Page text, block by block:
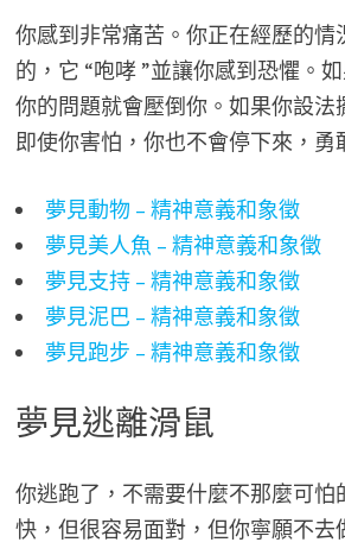
你感到非常痛苦。你正在經歷的情
的，它 “咆哮 ”並讓你感到恐懼。
你的問題就會壓倒你。如果你設法
即使你害怕，你也不會停下來，勇
夢見動物 – 精神意義和象徵
夢見美人魚 – 精神意義和象徵
夢見支持 – 精神意義和象徵
夢見泥巴 – 精神意義和象徵
夢見跑步 – 精神意義和象徵
夢見逃離滑鼠
你逃跑了，不需要什麼不那麼可怕
快，但很容易面對，但你寧願不去